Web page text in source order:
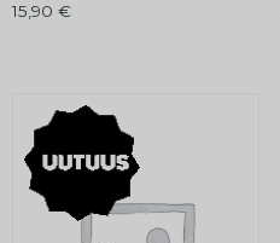
15,90 €